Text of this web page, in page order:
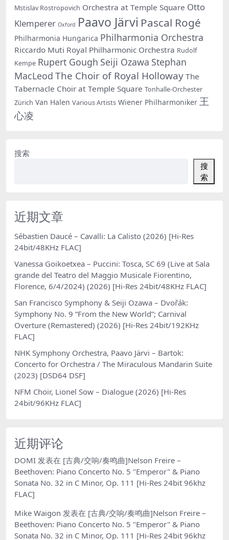
Mstislav Rostropovich Orchestra at Temple Square Otto
Klemperer Oxford Paavo Järvi Pascal Rogé
Philharmonia Hungarica Philharmonia Orchestra
Riccardo Muti Royal Philharmonic Orchestra Rudolf
Kempe Rupert Gough Seiji Ozawa Stephan
MacLeod The Choir of Royal Holloway The
Tabernacle Choir at Temple Square Tonhalle-Orchester
Zürich Van Halen Various Artists Wiener Philharmoniker 王
心凌
搜索
搜
索
近期文章
Sébastien Daucé – Cavalli: La Calisto (2026) [Hi-Res
24bit/48KHz FLAC]
Vanessa Goikoetxea – Puccini: Tosca, SC 69 (Live at Sala
grande del Teatro del Maggio Musicale Fiorentino,
Florence, 6/4/2024) (2026) [Hi-Res 24bit/48KHz FLAC]
San Francisco Symphony & Seiji Ozawa – Dvořák:
Symphony No. 9 “From the New World”; Carnival
Overture (Remastered) (2026) [Hi-Res 24bit/192KHz
FLAC]
NHK Symphony Orchestra, Paavo Järvi – Bartok:
Concerto for Orchestra / The Miraculous Mandarin Suite
(2023) [DSD64 DSF]
NFM Choir, Lionel Sow – Dialogue (2026) [Hi-Res
24bit/96KHz FLAC]
近期评论
DOMI 发表在 [古典/交响/奏鸣曲]Nelson Freire –
Beethoven: Piano Concerto No. 5 "Emperor" & Piano
Sonata No. 32 in C Minor, Op. 111 [Hi-Res 24bit 96khz
FLAC]
Mike Waigon 发表在 [古典/交响/奏鸣曲]Nelson Freire –
Beethoven: Piano Concerto No. 5 "Emperor" & Piano
Sonata No. 32 in C Minor, Op. 111 [Hi-Res 24bit 96khz